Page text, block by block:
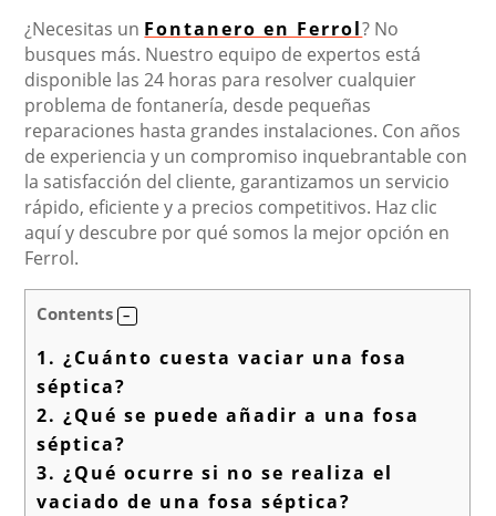
¿Necesitas un Fontanero en Ferrol? No
busques más. Nuestro equipo de expertos está
disponible las 24 horas para resolver cualquier
problema de fontanería, desde pequeñas
reparaciones hasta grandes instalaciones. Con años
de experiencia y un compromiso inquebrantable con
la satisfacción del cliente, garantizamos un servicio
rápido, eficiente y a precios competitivos. Haz clic
aquí y descubre por qué somos la mejor opción en
Ferrol.
Contents
1. ¿Cuánto cuesta vaciar una fosa
séptica?
2. ¿Qué se puede añadir a una fosa
séptica?
3. ¿Qué ocurre si no se realiza el
vaciado de una fosa séptica?